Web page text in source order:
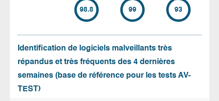
98.8 99 93
Identification de logiciels malveillants très
répandus et très fréquents des 4 dernières
semaines (base de référence pour les tests AV-
TEST)